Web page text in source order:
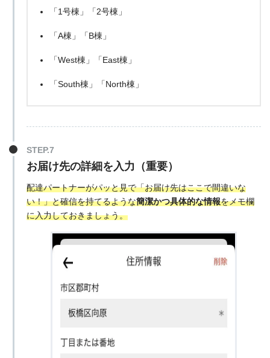
「1号棟」「2号棟」
「A棟」「B棟」
「West棟」「East棟」
「South棟」「North棟」
お届け先の詳細を入力（重要）
配達パートナーがパッと見で「お届け先はここで間違いな
い！」と確信を持てるような簡潔かつ具体的な情報をメモ欄
に入力しておきましょう。